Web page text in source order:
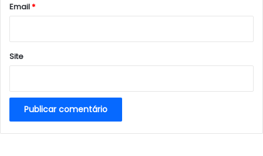
*
Email*
Site